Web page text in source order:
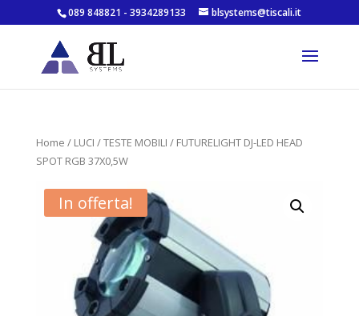
089 848821 - 3934289133 blsystems@tiscali.it
Home / LUCI /TESTE MOBILI / FUTURELIGHT DJ-LED HEAD
SPOT RGB 37X0,5W
In offerta!